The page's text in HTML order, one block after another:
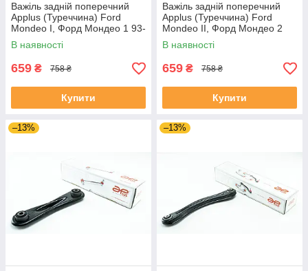
Важіль задній поперечний
Applus (Туреччина) Ford
Mondeo I, Форд Мондео 1 93-
96 #21905AP UALGRWC4
В наявності
659 ₴ 758 ₴
Купити
Важіль задній поперечний
Applus (Туреччина) Ford
Mondeo II, Форд Мондео 2
96-00 #21905AP UADDBQG4
В наявності
659 ₴ 758 ₴
Купити
–13% –13%